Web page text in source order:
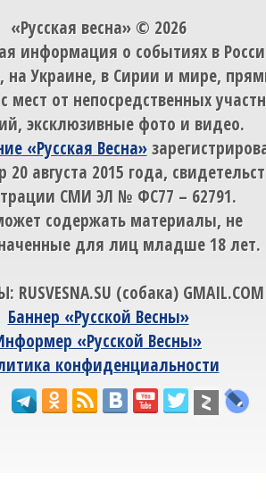
«Русская весна» © 2026
информация о событиях в
на Украине, в Сирии и мире,
мест от непосредственных
эксклюзивные фото и видео.
«Русская Весна»
20 августа 2015 года,
СМИ ЭЛ № ФС77 – 62791.
содержать материалы, не
для лиц младше 18 лет.
RUSVESNA.SU (собака) GMAIL.COM
Баннер «Русской Весны»
«Русской Весны»
конфиденциальности